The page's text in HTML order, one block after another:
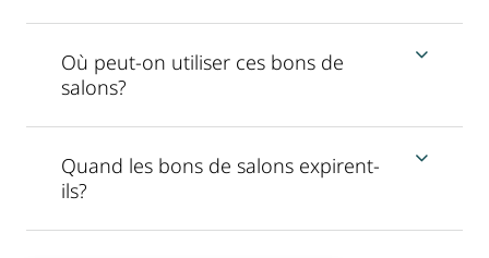
Où peut-on utiliser ces bons de
salons?
Quand les bons de salons expirent-
ils?